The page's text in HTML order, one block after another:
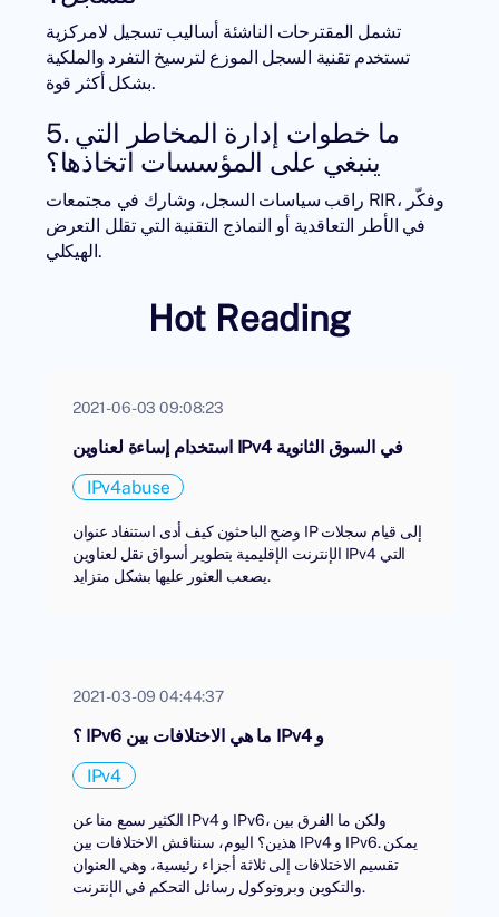
تشمل المقترحات الناشئة أساليب تسجيل لامركزية
تستخدم تقنية السجل الموزع لترسيخ التفرد والملكية
بشكل أكثر قوة.
5. ما خطوات إدارة المخاطر التي
ينبغي على المؤسسات اتخاذها؟
راقب سياسات السجل، وشارك في مجتمعات RIR، وفكّر
في الأطر التعاقدية أو النماذج التقنية التي تقلل التعرض
الهيكلي.
Hot Reading
2021-06-03 09:08:23
استخدام إساءة لعناوين IPv4 في السوق الثانوية
IPv4abuse
وضح الباحثون كيف أدى استنفاد عنوان IP إلى قيام سجلات
الإنترنت الإقليمية بتطوير أسواق نقل لعناوين IPv4 التي
يصعب العثور عليها بشكل متزايد.
2021-03-09 04:44:37
؟ IPv6 ما هي الاختلافات بين IPv4 و
IPv4
الكثير سمع منا عن IPv4 و IPv6، ولكن ما الفرق بين
هذين؟ اليوم، سنناقش الاختلافات بين IPv4 و IPv6. يمكن
تقسيم الاختلافات إلى ثلاثة أجزاء رئيسية، وهي العنوان
والتكوين وبروتوكول رسائل التحكم في الإنترنت.